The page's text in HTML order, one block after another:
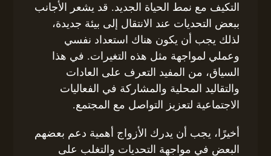
التكيف مع نمط الحياة الجديد. قد يشعر الأجانب
ببعض التحديات عند الانتقال إلى بيئة جديدة،
لذلك يجب أن يكون هناك استعداد نفسي
وعملي لمواجهة مثل هذه التغيرات. في هذا
السياق، من المفيد التعرف على العادات
والتقاليد المحلية والمشاركة في الفعاليات
الاجتماعية لتعزيز التواصل مع المجتمع.
أخيرًا، يجب أن يدرك الأزواج أهمية دعم بعضهم
البعض في مواجهة التحديات والتغلب على